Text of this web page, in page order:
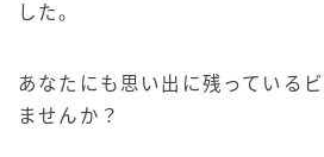
した。
あなたにも思い出に残っている
ませんか？